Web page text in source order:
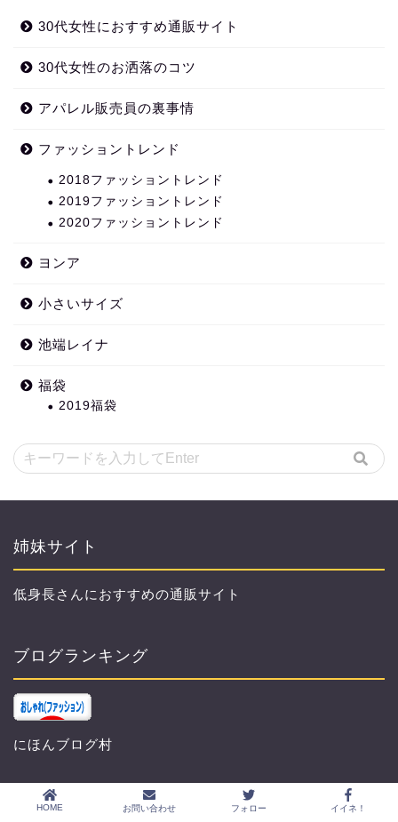
30代女性におすすめ通販サイト
30代女性のお洒落のコツ
アパレル販売員の裏事情
ファッショントレンド
2018ファッショントレンド
2019ファッショントレンド
2020ファッショントレンド
ヨンア
小さいサイズ
池端レイナ
福袋
2019福袋
姉妹サイト
低身長さんにおすすめの通販サイト
ブログランキング
にほんブログ村
HOME お問い合わせ フォロー イイネ！